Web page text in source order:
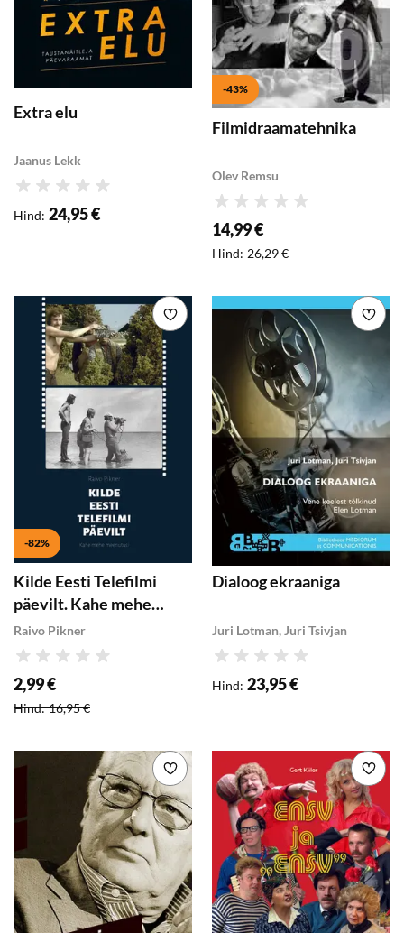
Extra elu
Jaanus Lekk
Hinnang
Hind: 24,95 €
-43%
Filmidraamatehnika
Olev Remsu
Hinnang
Soodushind
14,99 €
Hind: 26,29 €
-82%
Kilde Eesti Telefilmi
päevilt. Kahe mehe
meenutusi
Raivo Pikner
Hinnang
Soodushind
2,99 €
Hind: 16,95 €
Lisa soovikorvi
Dialoog ekraaniga
Juri Lotman, Juri Tsivjan
Hinnang
Hind: 23,95 €
Lisa soovikorvi